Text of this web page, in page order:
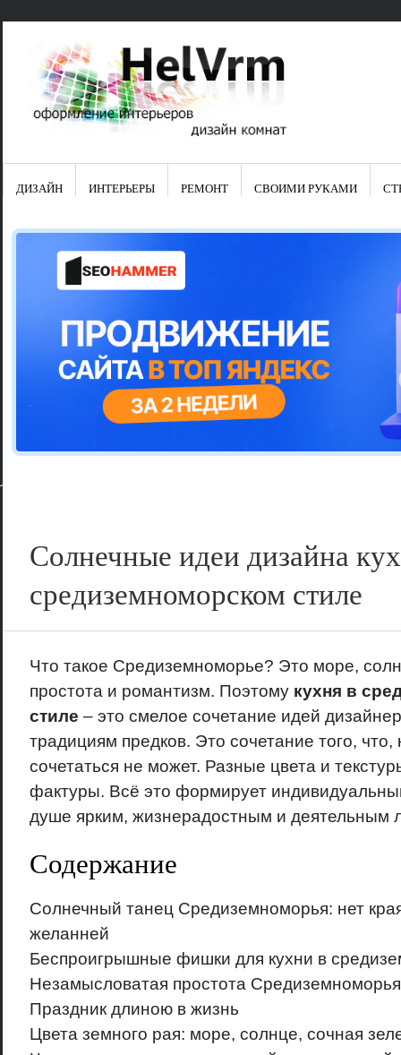
Свежие
Японские
Школа
Шьем
ДИЗАЙН ИНТЕРЬЕРЫ РЕМОНТ СВОИМИ РУКАМИ
Солнечные идеи дизайна
средиземноморском стиле
Что такое Средиземноморье? Это море,
простота и романтизм. Поэтому кухня в
стиле – это смелое сочетание идей
традициям предков. Это сочетание того, что,
сочетаться не может. Разные цвета и
фактуры. Всё это формирует
душе ярким, жизнерадостным и деятельным
Содержание
Солнечный танец Средиземноморья: нет
желанней
Беспроигрышные фишки для кухни в
Незамысловатая простота Средиземноморья
Праздник длиною в жизнь
Цвета земного рая: море, солнце, сочная